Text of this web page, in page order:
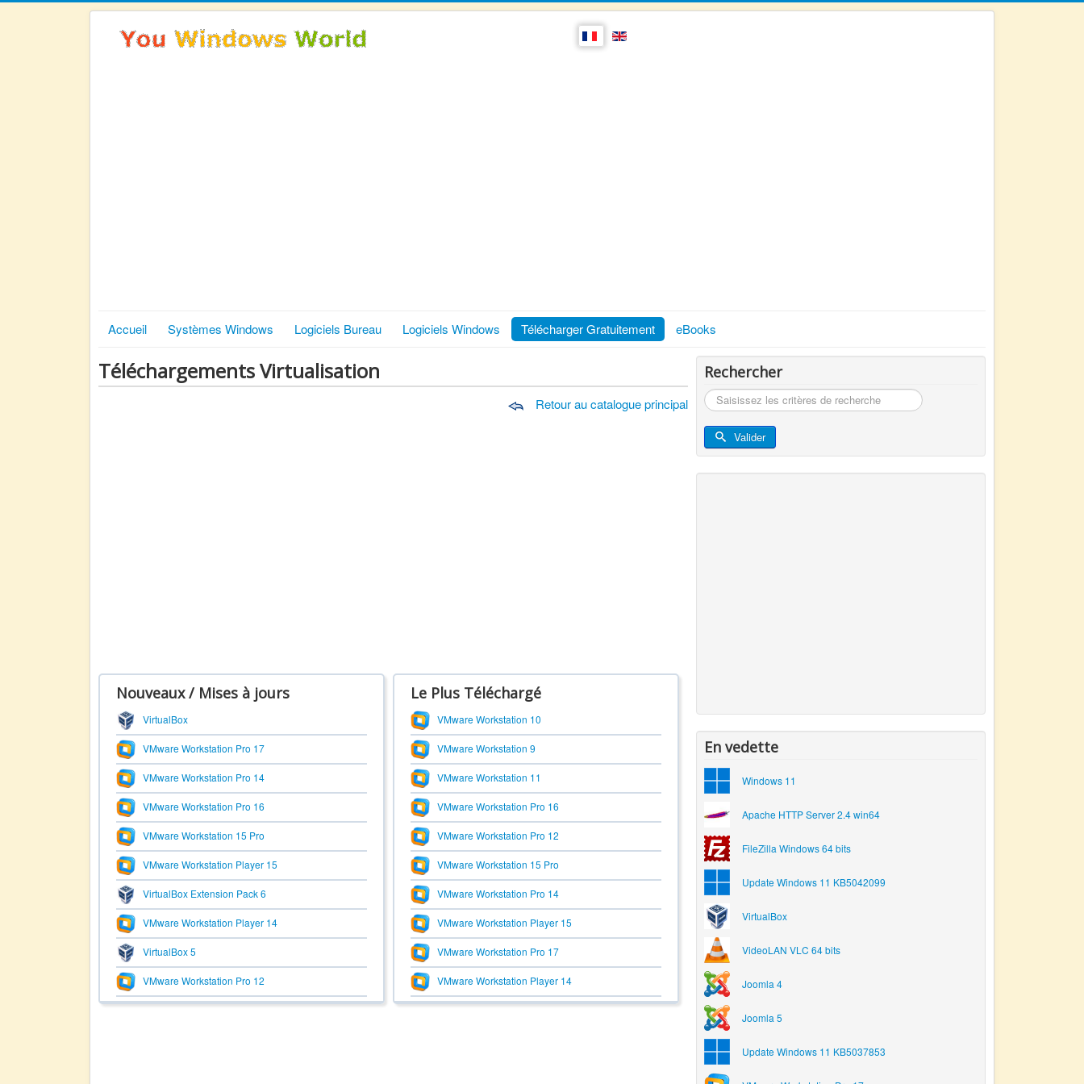
Accueil Systèmes Windows Logiciels Bureau Logiciels Windows Télécharger Gratuitement eBooks
Téléchargements Virtualisation
Retour au catalogue principal
Nouveaux / Mises à jours
VirtualBox
VMware Workstation Pro 17
VMware Workstation Pro 14
VMware Workstation Pro 16
VMware Workstation 15 Pro
VMware Workstation Player 15
VirtualBox Extension Pack 6
VMware Workstation Player 14
VirtualBox 5
VMware Workstation Pro 12
Le Plus Téléchargé
VMware Workstation 10
VMware Workstation 9
VMware Workstation 11
VMware Workstation Pro 16
VMware Workstation Pro 12
VMware Workstation 15 Pro
VMware Workstation Pro 14
VMware Workstation Player 15
VMware Workstation Pro 17
VMware Workstation Player 14
Rechercher
Rechercher
Valider
En vedette
Windows 11
Apache HTTP Server 2.4 win64
FileZilla Windows 64 bits
Update Windows 11 KB5042099
VirtualBox
VideoLAN VLC 64 bits
Joomla 4
Joomla 5
Update Windows 11 KB5037853